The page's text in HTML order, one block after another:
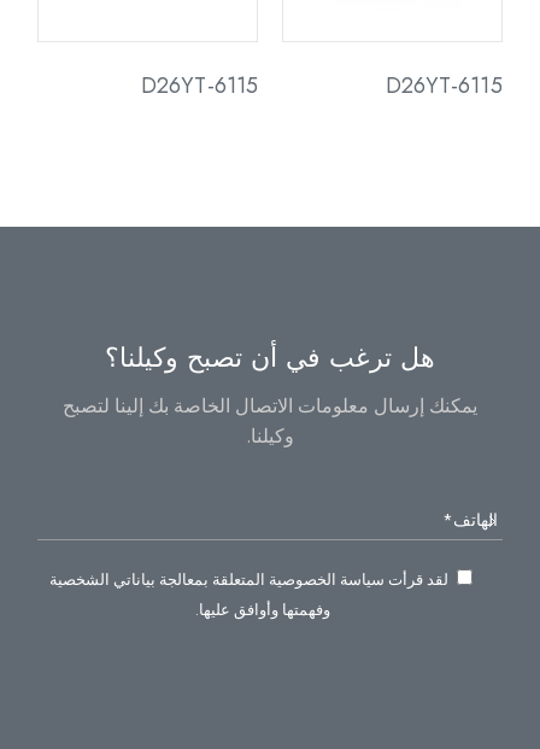
D26YT-6115
D26YT-6115
هل ترغب في أن تصبح وكيلنا؟
يمكنك إرسال معلومات الاتصال الخاصة بك إلينا لتصبح
وكيلنا.
لقد قرأت سياسة الخصوصية المتعلقة بمعالجة بياناتي الشخصية
وفهمتها وأوافق عليها.